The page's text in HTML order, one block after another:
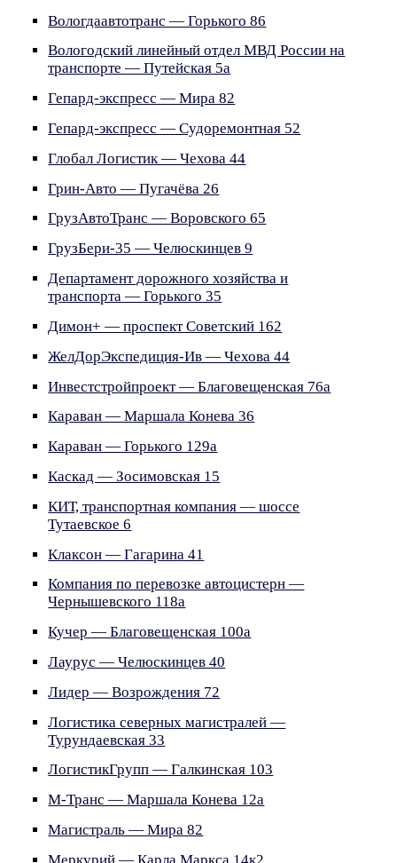
Вологдаавтотранс — Горького 86
Вологодский линейный отдел МВД России на
транспорте — Путейская 5а
Гепард-экспресс — Мира 82
Гепард-экспресс — Судоремонтная 52
Глобал Логистик — Чехова 44
Грин-Авто — Пугачёва 26
ГрузАвтоТранс — Воровского 65
ГрузБери-35 — Челюскинцев 9
Департамент дорожного хозяйства и
транспорта — Горького 35
Димон+ — проспект Советский 162
ЖелДорЭкспедиция-Ив — Чехова 44
Инвестстройпроект — Благовещенская 76а
Караван — Маршала Конева 36
Караван — Горького 129а
Каскад — Зосимовская 15
КИТ, транспортная компания — шоссе
Тутаевское 6
Клаксон — Гагарина 41
Компания по перевозке автоцистерн —
Чернышевского 118а
Кучер — Благовещенская 100а
Лаурус — Челюскинцев 40
Лидер — Возрождения 72
Логистика северных магистралей —
Турундаевская 33
ЛогистикГрупп — Галкинская 103
М-Транс — Маршала Конева 12а
Магистраль — Мира 82